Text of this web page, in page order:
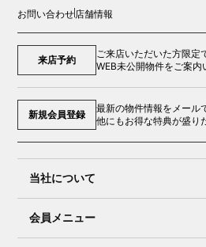
お問い合わせ 店舗情報
来店予約
ご来店いただいた方限定
WEB未公開物件をご案内
新規会員登録
最新の物件情報をメール
他にもお得な特典が盛り
当社について
会員メニュー